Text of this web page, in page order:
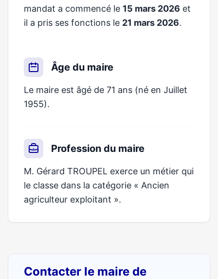
mandat a commencé le 15 mars 2026 et
il a pris ses fonctions le 21 mars 2026.
Âge du maire
Le maire est âgé de 71 ans (né en Juillet
1955).
Profession du maire
M. Gérard TROUPEL exerce un métier qui
le classe dans la catégorie « Ancien
agriculteur exploitant ».
Contacter le maire de